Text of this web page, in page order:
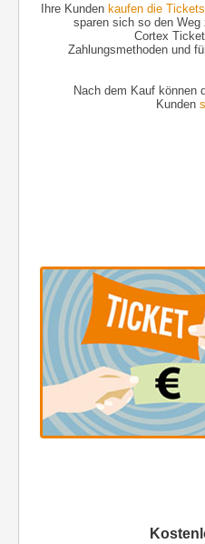
Ihre Kundenkaufen die Tickets
sparen sich so den
Cortex
Zahlungsmethoden und
Nach dem Kauf können
Kunden